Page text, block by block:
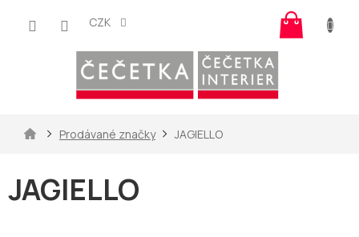
CZK
košík
DomůProdávané značky JAGIELLO
JAGIELLO